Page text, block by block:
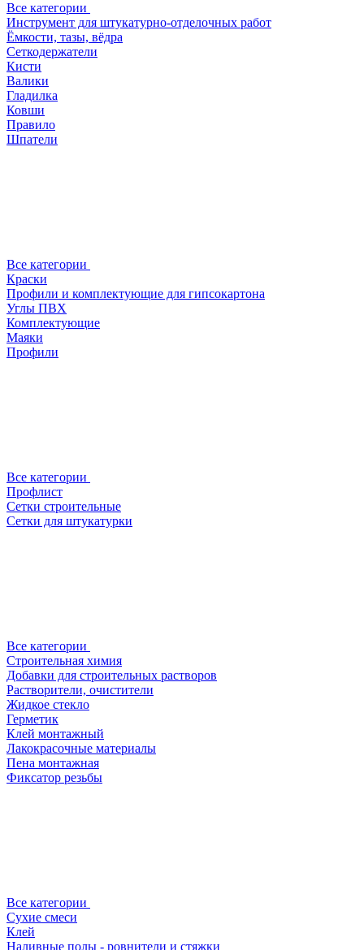
Все категории
Инструмент для штукатурно-отделочных работ
Ёмкости, тазы, вёдра
Сеткодержатели
Кисти
Валики
Гладилка
Ковши
Правило
Шпатели
Все категории
Краски
Профили и комплектующие для гипсокартона
Углы ПВХ
Комплектующие
Маяки
Профили
Все категории
Профлист
Сетки строительные
Сетки для штукатурки
Все категории
Строительная химия
Добавки для строительных растворов
Растворители, очистители
Жидкое стекло
Герметик
Клей монтажный
Лакокрасочные материалы
Пена монтажная
Фиксатор резьбы
Все категории
Сухие смеси
Клей
Наливные полы - ровнители и стяжки